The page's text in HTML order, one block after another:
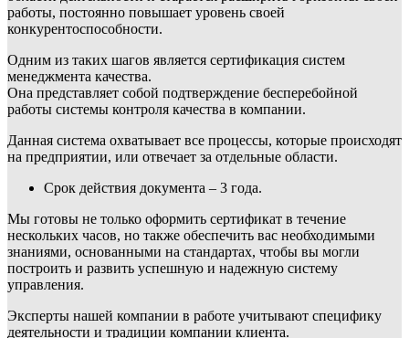
работы, постоянно повышает уровень своей
конкурентоспособности.
Одним из таких шагов является сертификация систем
менеджмента качества.
Она представляет собой подтверждение бесперебойной
работы системы контроля качества в компании.
Данная система охватывает все процессы, которые происходят
на предприятии, или отвечает за отдельные области.
Срок действия документа – 3 года.
Мы готовы не только оформить сертификат в течение
нескольких часов, но также обеспечить вас необходимыми
знаниями, основанными на стандартах, чтобы вы могли
построить и развить успешную и надежную систему
управления.
Эксперты нашей компании в работе учитывают специфику
деятельности и традиции компании клиента.